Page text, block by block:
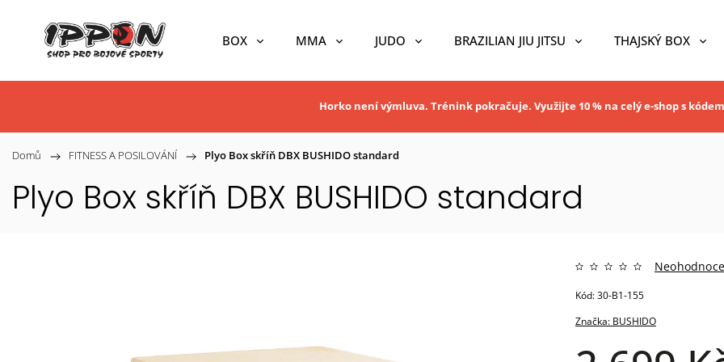
BOX MMA JUDO BRAZILIAN JIU JITSU THAJSKÝ BOX
Horko není výmluva. Trénink pokračuje. Využijte 10 % na celý e-shop s kódem
Domů / FITNESS A POSILOVÁNÍ / Plyo Box skříň DBX BUSHIDO standard
Plyo Box skříň DBX BUSHIDO standard
Značka: BUSHIDO
Kód:30-B1-155